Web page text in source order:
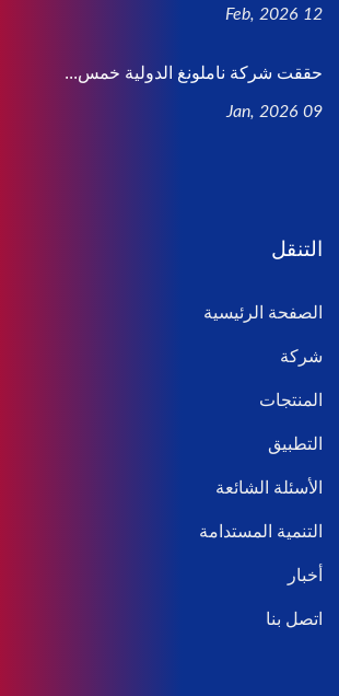
12 Feb, 2026
حققت شركة ناملونغ الدولية خمس...
09 Jan, 2026
التنقل
الصفحة الرئيسية
شركة
المنتجات
التطبيق
الأسئلة الشائعة
التنمية المستدامة
أخبار
اتصل بنا